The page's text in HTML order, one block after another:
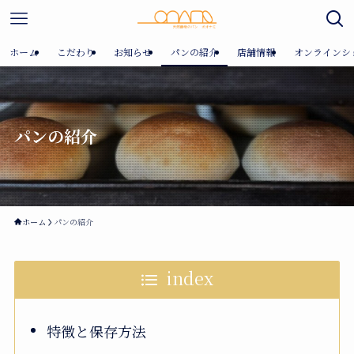
ホーム こだわり お知らせ パンの紹介 店舗情報 オンラインシ
パンの紹介
ホーム パンの紹介
index
特徴と保存方法